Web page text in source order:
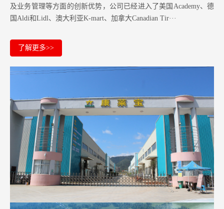
及业务管理等方面的创新优势，公司已经进入了美国Academy、德
国Aldi和Lidl、澳大利亚K-mart、加拿大Canadian Tir···
了解更多>>